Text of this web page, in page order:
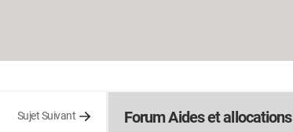
Sujet Suivant Forum Aides et allocations